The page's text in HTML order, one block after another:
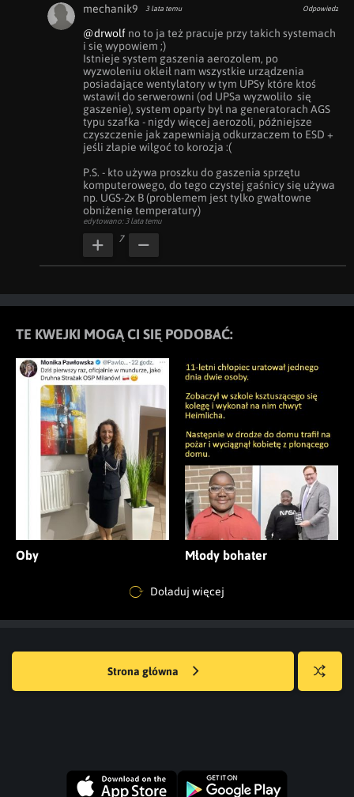
mechanik9 3 lata temu Odpowiedz
@drwolf no to ja też pracuje przy takich systemach
i się wypowiem ;)
Istnieje system gaszenia aerozolem, po
wyzwoleniu okleił nam wszystkie urządzenia
posiadające wentylatory w tym UPSy które ktoś
wstawił do serwerowni (od UPSa wyzwoliło  się
gaszenie), system oparty był na generatorach AGS
typu szafka - nigdy więcej aerozoli, późniejsze
czyszczenie jak zapewniają odkurzaczem to ESD +
jeśli złapie wilgoć to korozja :(
P.S. - kto używa proszku do gaszenia sprzętu
komputerowego, do tego czystej gaśnicy się używa
np. UGS-2x B (problemem jest tylko gwałtowne
obniżenie temperatury)
edytowano: 3 lata temu
7
TE KWEJKI MOGĄ CI SIĘ PODOBAĆ:
Oby Młody bohater
Doładuj więcej
Strona główna